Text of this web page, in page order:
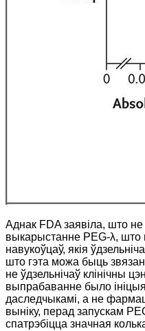
Аднак FDA заявіла, што не
выкарыстанне PEG-λ, што
навукоўцаў, якія
што гэта можа быць
не ўдзельнічаў клінічны
выпрабаванне было
даследчыкамі, а не
выніку, перад запускам
спатрэбіцца значная